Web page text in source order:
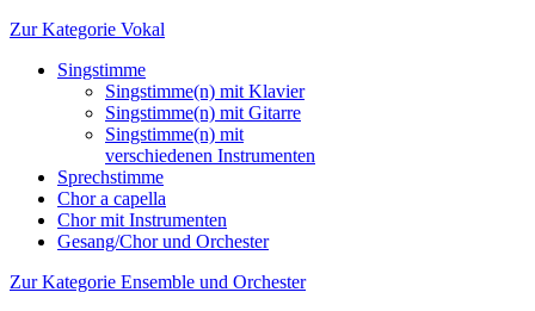
Zur Kategorie Vokal
Singstimme
Singstimme(n) mit Klavier
Singstimme(n) mit Gitarre
Singstimme(n) mit
verschiedenen Instrumenten
Sprechstimme
Chor a capella
Chor mit Instrumenten
Gesang/Chor und Orchester
Zur Kategorie Ensemble und Orchester